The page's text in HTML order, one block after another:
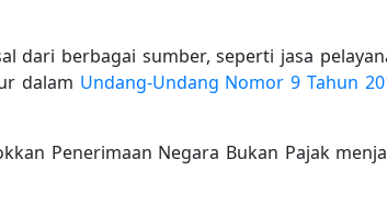
dari berbagai sumber, seperti jasa
dalam Undang-Undang Nomor 9 Tahun
Penerimaan Negara Bukan Pajak